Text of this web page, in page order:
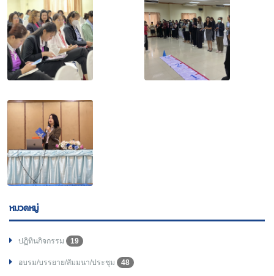
หมวดหมู่
ปฏิทินกิจกรรม 19
อบรม/บรรยาย/สัมมนา/ประชุม 48